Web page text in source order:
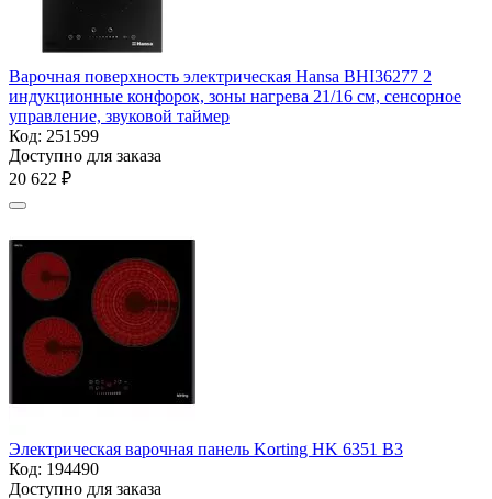
Варочная поверхность электрическая Hansa BHI36277 2
индукционные конфорок, зоны нагрева 21/16 см, сенсорное
управление, звуковой таймер
Код: 251599
Доступно для заказа
20 622 ₽
Электрическая варочная панель Korting HK 6351 B3
Код: 194490
Доступно для заказа